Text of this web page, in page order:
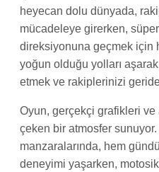
heyecan dolu dünyada,
mücadeleye girerken, süper
direksiyonuna geçmek için
yoğun olduğu yolları
etmek ve rakiplerinizi geride
Oyun, gerçekçi grafikleri ve
çeken bir atmosfer
manzaralarında, hem
deneyimi yaşarken,